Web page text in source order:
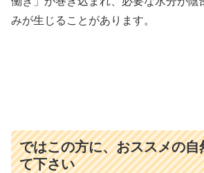
みが生じることがあります。
ではこの方に、おススメの自
て下さい